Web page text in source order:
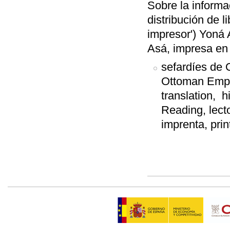
Sobre la
distribución de
impresor') Yoná
Asá, impresa
sefardíes de
Ottoman
translation,
Reading,
imprenta,